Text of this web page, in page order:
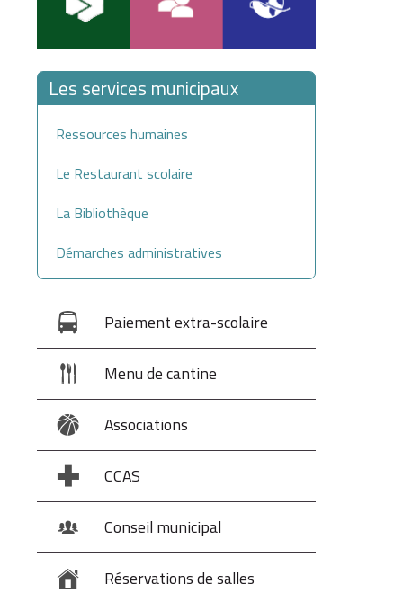
Les services municipaux
Ressources humaines
Le Restaurant scolaire
La Bibliothèque
Démarches administratives
Paiement extra-scolaire
Menu de cantine
Associations
CCAS
Conseil municipal
Réservations de salles